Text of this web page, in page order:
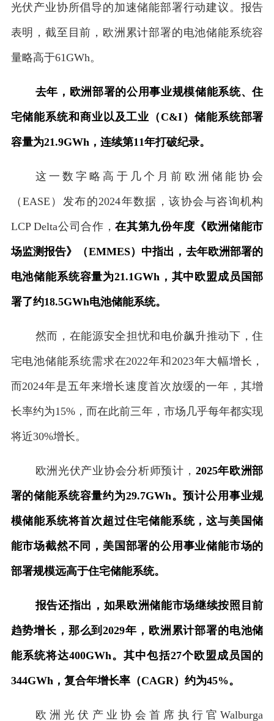
光伏产业协所倡导的加速储能部署行动建议。报告
表明，截至目前，欧洲累计部署的电池储能系统容
量略高于61GWh。
去年，欧洲部署的公用事业规模储能系统、住
宅储能系统和商业以及工业（C&I）储能系统部署
容量为21.9GWh，连续第11年打破纪录。
这一数字略高于几个月前欧洲储能协会
（EASE）发布的2024年数据，该协会与咨询机构
LCP Delta公司合作，在其第九份年度《欧洲储能市
场监测报告》（EMMES）中指出，去年欧洲部署的
电池储能系统容量为21.1GWh，其中欧盟成员国部
署了约18.5GWh电池储能系统。
然而，在能源安全担忧和电价飙升推动下，住
宅电池储能系统需求在2022年和2023年大幅增长，
而2024年是五年来增长速度首次放缓的一年，其增
长率约为15%，而在此前三年，市场几乎每年都实现
将近30%增长。
欧洲光伏产业协会分析师预计， 2025年欧洲部
署的储能系统容量约为29.7GWh。预计公用事业规
模储能系统将首次超过住宅储能系统，这与美国储
能市场截然不同，美国部署的公用事业储能市场的
部署规模远高于住宅储能系统。
报告还指出，如果欧洲储能市场继续按照目前
趋势增长，那么到2029年，欧洲累计部署的电池储
能系统将达400GWh。其中包括27个欧盟成员国的
344GWh，复合年增长率（CAGR）约为45%。
欧洲光伏产业协会首席执行官Walburga